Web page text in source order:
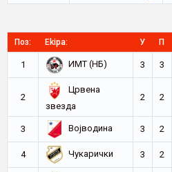
Поз: Ekipa: У П
1 ИМТ (НБ) 3 3
2
Црвена
звезда
2 2
3 Војводина 3 2
4 Чукарички 3 2